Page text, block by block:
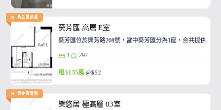
黃金置頂盤
葵芳匯 高層 E室
葵芳匯位於興芳路208號，當中葵芳匯分為1座，合共提供89
1 297
租 $1.55萬 @$52
黃金置頂盤
樂悠居 極高層 03室